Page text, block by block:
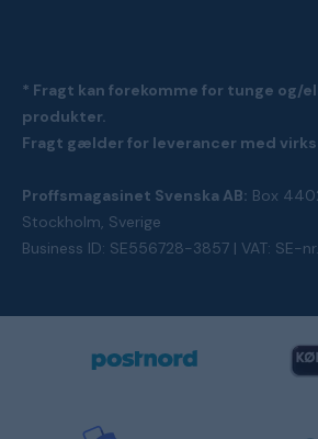
* Fragt kan forekomme for tunge og/
produkter.
Fragt gælder for leverancer med
Proffsmagasinet Svenska AB: Box
Stockholm, Sverige
Business ID: SE556728-3857 | VAT: SE-